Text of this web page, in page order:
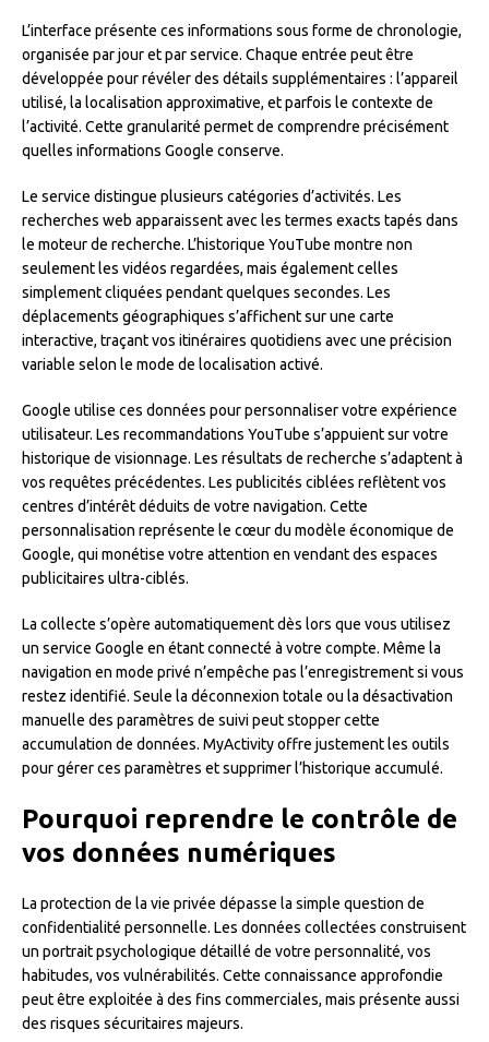
L’interface présente ces informations sous forme de chronologie,
organisée par jour et par service. Chaque entrée peut être
développée pour révéler des détails supplémentaires : l’appareil
utilisé, la localisation approximative, et parfois le contexte de
l’activité. Cette granularité permet de comprendre précisément
quelles informations Google conserve.
Le service distingue plusieurs catégories d’activités. Les
recherches web apparaissent avec les termes exacts tapés dans
le moteur de recherche. L’historique YouTube montre non
seulement les vidéos regardées, mais également celles
simplement cliquées pendant quelques secondes. Les
déplacements géographiques s’affichent sur une carte
interactive, traçant vos itinéraires quotidiens avec une précision
variable selon le mode de localisation activé.
Google utilise ces données pour personnaliser votre expérience
utilisateur. Les recommandations YouTube s’appuient sur votre
historique de visionnage. Les résultats de recherche s’adaptent à
vos requêtes précédentes. Les publicités ciblées reflètent vos
centres d’intérêt déduits de votre navigation. Cette
personnalisation représente le cœur du modèle économique de
Google, qui monétise votre attention en vendant des espaces
publicitaires ultra-ciblés.
La collecte s’opère automatiquement dès lors que vous utilisez
un service Google en étant connecté à votre compte. Même la
navigation en mode privé n’empêche pas l’enregistrement si vous
restez identifié. Seule la déconnexion totale ou la désactivation
manuelle des paramètres de suivi peut stopper cette
accumulation de données. MyActivity offre justement les outils
pour gérer ces paramètres et supprimer l’historique accumulé.
Pourquoi reprendre le contrôle de
vos données numériques
La protection de la vie privée dépasse la simple question de
confidentialité personnelle. Les données collectées construisent
un portrait psychologique détaillé de votre personnalité, vos
habitudes, vos vulnérabilités. Cette connaissance approfondie
peut être exploitée à des fins commerciales, mais présente aussi
des risques sécuritaires majeurs.